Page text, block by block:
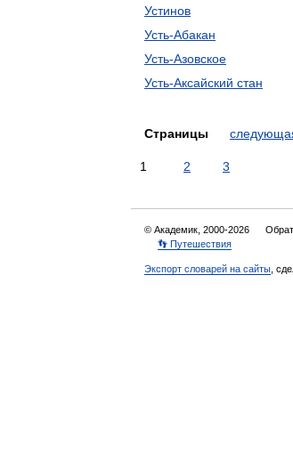
Устинов
Усть-Абакан
Усть-Азовское
Усть-Аксайский стан
Страницы
1 2 3
© Академик, 2000-2026
👣 Путешествия
Экспорт словарей на сайты ,